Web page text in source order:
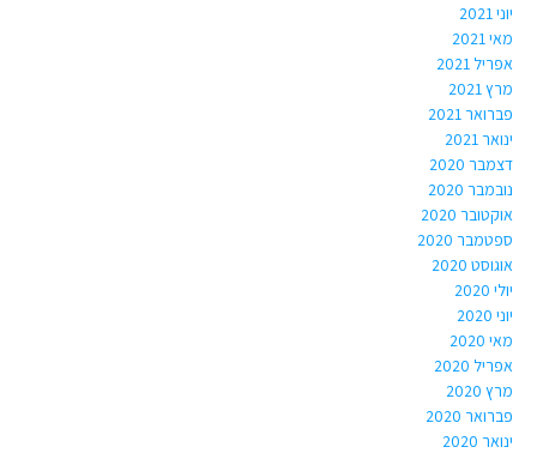
יוני 2021
מאי 2021
אפריל 2021
מרץ 2021
פברואר 2021
ינואר 2021
דצמבר 2020
נובמבר 2020
אוקטובר 2020
ספטמבר 2020
אוגוסט 2020
יולי 2020
יוני 2020
מאי 2020
אפריל 2020
מרץ 2020
פברואר 2020
ינואר 2020